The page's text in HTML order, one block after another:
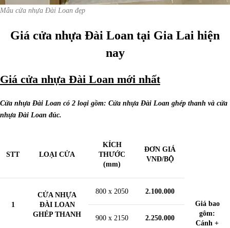
Mẫu cửa nhựa Đài Loan đẹp
Giá cửa nhựa Đài Loan tại Gia Lai hiện
nay
Giá cửa nhựa Đài Loan mới nhất
Cửa nhựa Đài Loan có 2 loại gồm: Cửa nhựa Đài Loan ghép thanh và cửa
nhựa Đài Loan đúc.
STT LOẠI CỬA
KÍCH
THƯỚC
(mm)
ĐƠN GIÁ
VNĐ/BỘ
Giá bao
gôm:
Cánh +
1
CỬA NHỰA
ĐÀI LOAN
GHÉP THANH
800 x 2050 2.100.000
900 x 2150 2.250.000